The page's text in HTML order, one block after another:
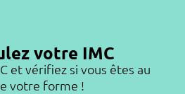
votre IMC
et vérifiez si vous êtes au
votre forme !